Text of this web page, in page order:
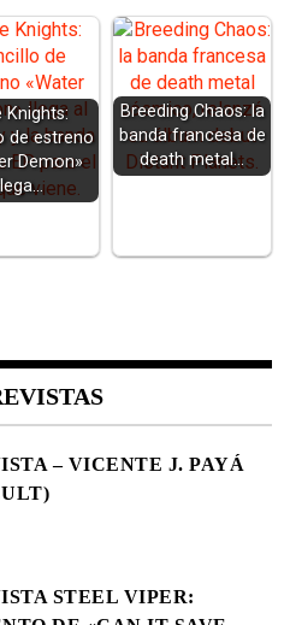
Knights:
de estreno
Demon»
Breeding Chaos: la
banda francesa de
death metal…
– VICENTE J. PAYÁ
STEEL VIPER: